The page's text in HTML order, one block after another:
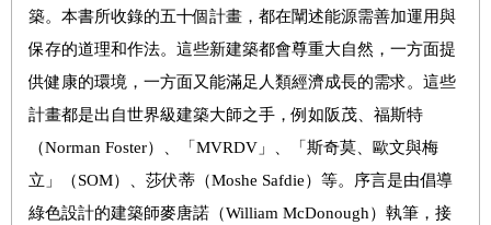
築。本書所收錄的五十個計畫，都在闡述能源需善加運用與
保存的道理和作法。這些新建築都會尊重大自然，一方面提
供健康的環境，一方面又能滿足人類經濟成長的需求。這些
計畫都是出自世界級建築大師之手，例如阪茂、福斯特
（Norman Foster）、「MVRDV」、「斯奇莫、歐文與梅
立」（SOM）、莎伏蒂（Moshe Safdie）等。序言是由倡導
綠色設計的建築師麥唐諾（William McDonough）執筆，接